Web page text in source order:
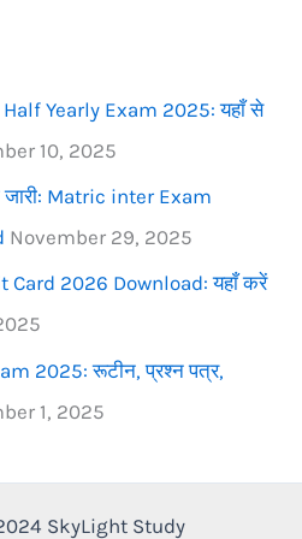
Yearly Exam 2025: यहाँ से
10, 2025
Matric inter Exam
November 29, 2025
2026 Download: यहाँ करें
2025: रूटीन, प्रश्न पत्र,
1, 2025
SkyLight Study